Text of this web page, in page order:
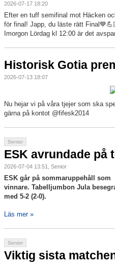
2026-07-17 18:20
Efter en tuff semifinal mot Häcken
för final! Japp, du läste rätt
Imorgon Lördag kl 12:00 är det
Historisk Gotia
2026-07-13 18:07
Nu hejar vi på våra tjejer som ska
gärna på kontot @fifesk2014
Senior
ESK avrundade på
2026-07-04 13:51, Senior
ESK går på sommaruppehåll som
vinnare. Tabelljumbon Jula
med 5-2 (2-0).
Läs mer »
Senior
Viktig sista